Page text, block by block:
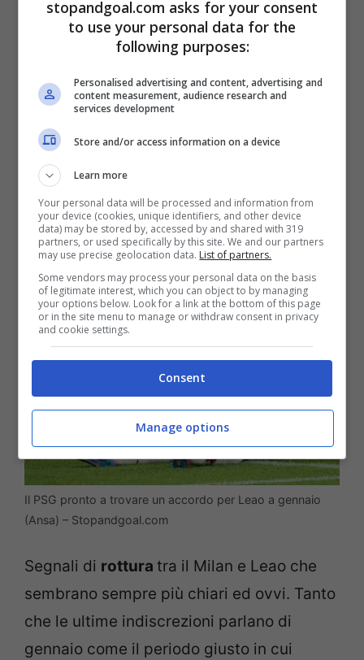
Leaoinfatti è finito al centro delle
cronache per aver prima zittito i fischi dei
panchina la settimana successiva contro
la Lazio. Ancor più scalpore ha fatto
l’episodio del ‘
in cui
sia Rafa che Theo Hernandez hanno
disertatorestando lontani dal resto del
gruppo.
Il PSG pronto a trovare un accordo per Leao a gennaio
(Ansa) – Stopandgoal.com
Segnali di rottura tra il Milan e Leao che
sembrano sempre più chiari ed ovvi. Tanto
che le ultime indiscrezioni parlano di
gennaio come il periodo giusto in cui
stopandgoal.com asks for your consent
to use your personal data for the
following purposes:
Personalised advertising and content, advertising and
content measurement, audience research and
services development
Store and/or access information on a device
Learn more
Your personal data will be processed and information from
your device (cookies, unique identifiers, and other device
data) may be stored by, accessed by and shared with 319
partners, or used specifically by this site. We and our partners
may use precise geolocation data. List of partners.
Some vendors may process your personal data on the basis
of legitimate interest, which you can object to by managing
your options below. Look for a link at the bottom of this page
or in the site menu to manage or withdraw consent in privacy
and cookie settings.
Consent
Manage options